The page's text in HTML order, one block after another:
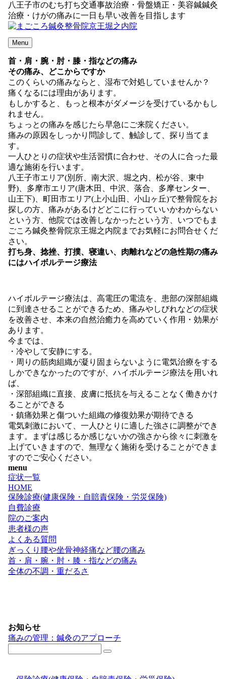
八王子市のむち打ち交通事故治療・骨盤矯正・美容鍼鍼灸
治療・けがの痛みに一日も早い改善を目指します
Menu
首・肩・腕・肘・膝・指などの痛み
その痛み、どこからですか
このくらいの痛みならと、湿布で対処していませんか？
痛くなるには理由があります。
もしかすると、もっと根本がダメージを受けているかもし
れません。
ちょっとの痛みを感じたら早急にご来院ください。
痛みの原因をしっかり問診して、触診して、探り当てま
す。
一人ひとりの症状や生活習慣に合わせ、その人に合った最
適な施術を行います。
八王子市エリア(別所、南大沢、堀之内、松が谷、東中
野)、多摩市エリア(唐木田、中沢、落合、多摩センター、
山王下)、町田市エリア(上小山田、小山ヶ丘)で整骨院をお
探しの方、痛みがあるけどどこに行っていいかわからない
という方、他院では改善しなかったという方、いつでもま
ごころ鍼灸整骨院京王堀之内院までお気軽にお問合せくだ
さい。
打ち身、捻挫、打撲、寝違い、肉離れなどの急性期の痛み
にはハイボルテージ療法
ハイボルテージ療法は、高電圧の電流を、患部の深部組織
に到達させることができるため、痛みやしびれなどの症状
を改善させ、本来の自然治癒力を高めていく作用・効果が
あります。
今までは、
・冷やして安静にする。
・周りの筋肉組織が凝り固まらないように電気治療をする
しかできなかったのですが、ハイボルテージ療法を用いれ
ば、
・深部組織に直接、皮膚に抵抗を与えることなく働きかけ
ることができる
・鎮痛効果と傷ついた組織の修復効果が期待できる
電気刺激において、一人ひとりに適した強さに調整ができ
ます。まずは感じるか感じないかの強さから徐々に刺激を
上げていきますので、無理なく施術を受けることができま
すのでご安心ください。
menu
症状一覧
HOME
保険診療(健康保険・自賠責保険・労災保険)
自費診療
院のご案内
患者様の声
よくある質問
ぎっくり腰や坐骨神経痛など腰の痛み
首・肩・腕・肘・膝・指などの痛み
全体の不調・重だるさ
お知らせ
痛みの管理：鍼灸のアプローチ